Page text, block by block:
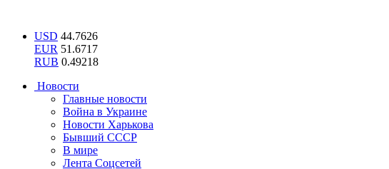
USD 44.7626
EUR 51.6717
RUB 0.49218
Новости
Главные новости
Война в Украине
Новости Харькова
Бывший СССР
В мире
Лента Соцсетей